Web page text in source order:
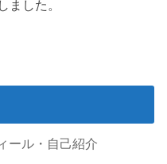
ました。
ール・自己紹介